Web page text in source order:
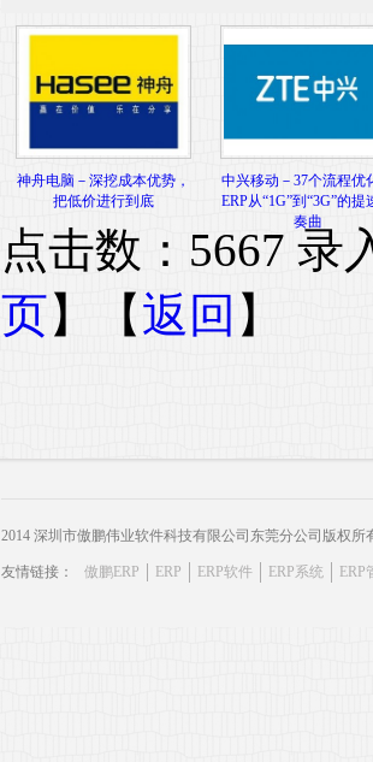
神舟电脑－深挖成本优势，
把低价进行到底
中兴移动－37个流程优
ERP从“1G”到“3G”的提
奏曲
点击数：5667 录
页】【返回 】
2014 深圳市傲鹏伟业软件科技有限公司东莞分公司版权所
友情链接： 傲鹏ERP ERP ERP软件 ERP系统